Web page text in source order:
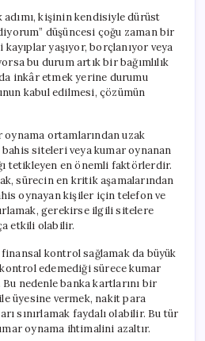
kişinin kendisiyle dürüst
düşüncesi çoğu zaman bir
kayıplar yaşıyor, borçlanıyor veya
bu durum artık bir bağımlılık
inkâr etmek yerine durumu
kabul edilmesi, çözümün
ortamlarından uzak
siteleri veya kumar oynanan
tetikleyen en önemli faktörlerdir.
sürecin en kritik aşamalarından
oynayan kişiler için telefon ve
gerekirse ilgili sitelere
etkili olabilir.
kontrol sağlamak da büyük
kontrol edemediği sürece kumar
nedenle banka kartlarını bir
üyesine vermek, nakit para
sınırlamak faydalı olabilir. Bu tür
oynama ihtimalini azaltır.